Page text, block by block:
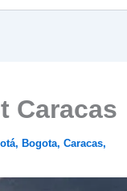
Caracas
, Bogota, Caracas,